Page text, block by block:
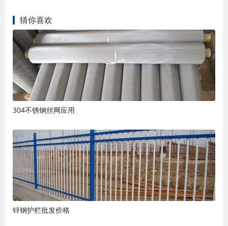
猜你喜欢
304不锈钢丝网应用
锌钢护栏批发价格